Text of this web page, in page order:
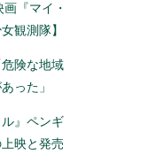
『マイ・
観測隊】
危険な地域
った」
ル』ペンギ
映と発売